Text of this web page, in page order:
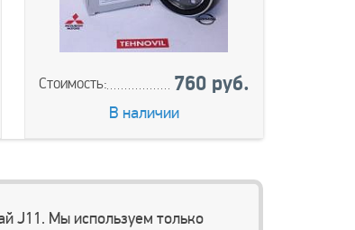
Стоимость: 760 руб.
В наличии
J11. Мы используем только